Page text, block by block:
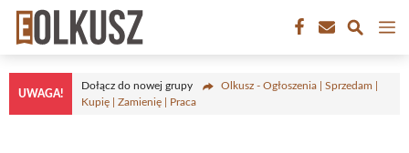
Przejdź
treści
UWAGA!
Dołącz do nowej grupy
Olkusz - Ogłoszenia | Sprzedam |
Kupię | Zamienię | Praca